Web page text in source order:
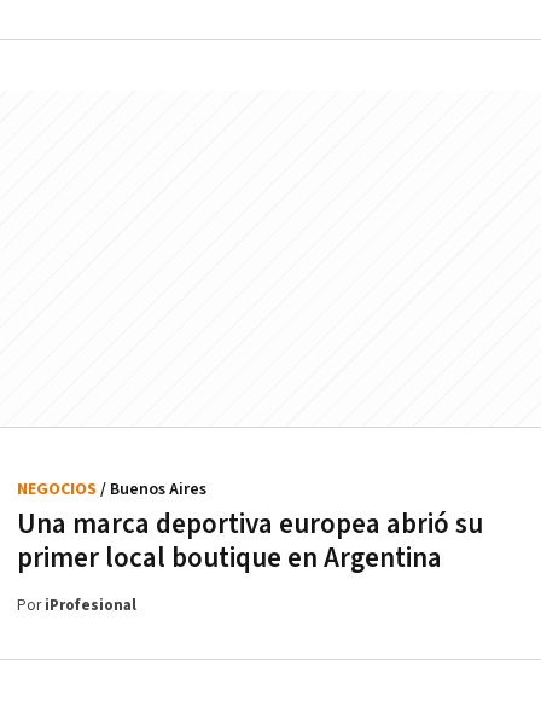
Una marca deportiva europea abrió su
primer local boutique en Argentina
NEGOCIOS / Buenos Aires
PoriProfesional